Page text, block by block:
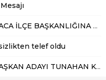
İLÇE BAŞKANLIĞINA ADAY
telef oldu
ESNAFLARININ FAYDALANABİLECEĞİ EĞİTİM ANLAŞMASI